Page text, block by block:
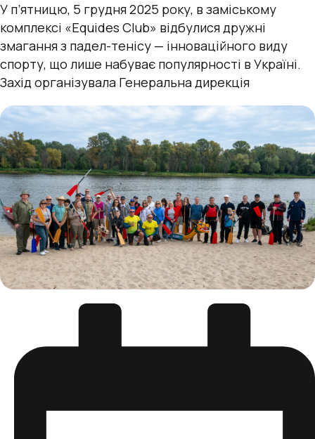
У п’ятницю, 5 грудня 2025 року, в заміському
комплексі «Equides Club» відбулися дружні
змагання з падел-тенісу — інноваційного виду
спорту, що лише набуває популярності в Україні.
Захід організувала Генеральна дирекція